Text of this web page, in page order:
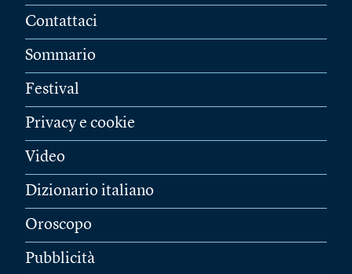
Contattaci
Sommario
Festival
Privacy e cookie
Video
Dizionario italiano
Oroscopo
Pubblicità